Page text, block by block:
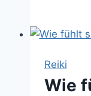
Reiki
Wie